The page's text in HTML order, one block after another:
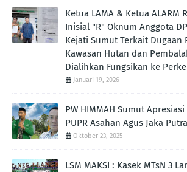
Ketua LAMA & Ketua ALARM
Inisial "R" Oknum Anggota
Kejati Sumut Terkait Dugaan
Kawasan Hutan dan
Dialihkan Fungsikan ke
Januari 19, 2026
PW HIMMAH Sumut
PUPR Asahan Agus Jaka
Oktober 23, 2025
LSM MAKSI : Kasek MTsN 3